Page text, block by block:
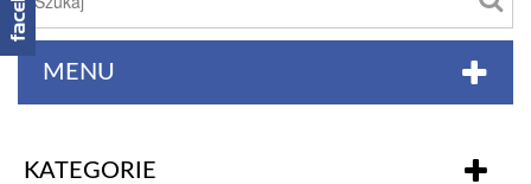
MENU
KATEGORIE